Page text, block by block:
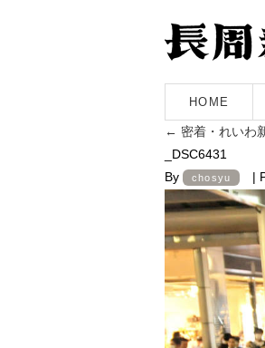
HOME
← 密着・れいわ
_DSC6431
By
chosyu |